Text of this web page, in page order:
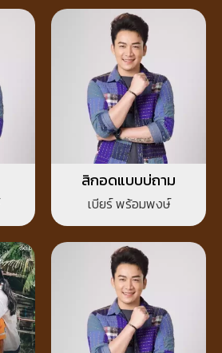
สิกอดแบบบ่ถาม
เบียร์ พร้อมพงษ์